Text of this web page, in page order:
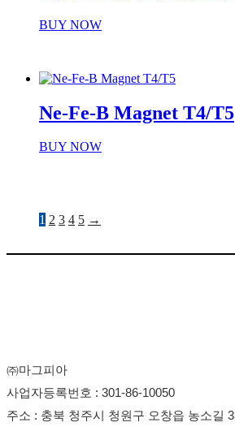
BUY NOW
Ne-Fe-B Magnet T4/T5
BUY NOW
1 2 3 4 5 →
㈜마그피아
사업자등록번호 : 301-86-10050
주소 : 충북 청주시 청원구 오창읍 농소길